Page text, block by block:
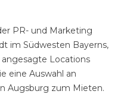
PR- und Marketing
im Südwesten Bayerns,
Locations
eine Auswahl an
Augsburg zum Mieten.